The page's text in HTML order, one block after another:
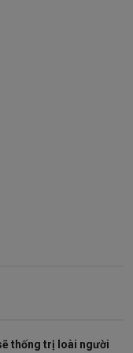
thống trị loài người